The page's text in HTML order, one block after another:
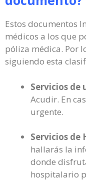
Estos documentos
médicos a los que
póliza médica. Por
siguiendo esta
Servicios de
Acudir. En
urgente.
Servicios de
hallarás la
donde
hospitalario